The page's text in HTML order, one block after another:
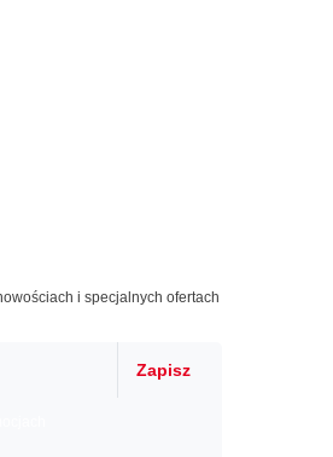
i specjalnych ofertach
Zapisz